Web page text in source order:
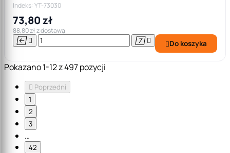
Indeks: YT-73030
73,80 zł
88,80 zł z dostawą
    Do koszyka
Pokazano 1-12 z 497 pozycji
 Poprzedni
1
2
3
…
42